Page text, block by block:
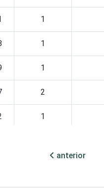
1
1
1
2
1
anterior